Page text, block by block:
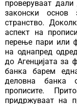
проверуваат
законски
странство.
аспект на
перење пари или
на однапред
до Агенцијата за
банка барем
деловна банка
прописите.
придржуваат на